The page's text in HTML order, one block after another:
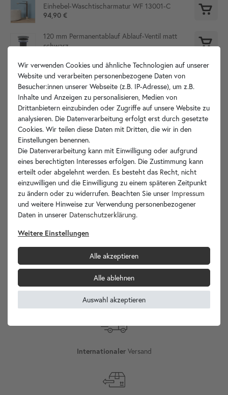
Einhebel-Waschtischarmatur WF 13001-C
94,90 €
120 mm Permanentablauf Ablauf-Ventil matt
schwarz
Produktdetails
Artikelbeschreibung
Technische Zeichnung
Hersteller-Info
Ihre Vorteile
wohnfreuden.de -
Ihr Spezialist für Waschbecken Unikate!
InternationalerVersand
Wir verwenden Cookies und ähnliche Technologien auf unserer
Website und verarbeiten personenbezogene Daten von
Besucher:innen unserer Webseite (z.B. IP-Adresse), um z.B.
Inhalte und Anzeigen zu personalisieren, Medien von
Drittanbietern einzubinden oder Zugriffe auf unsere Website zu
analysieren. Die Datenverarbeitung erfolgt erst durch gesetzte
Cookies. Wir teilen diese Daten mit Dritten, die wir in den
Einstellungen benennen.
Die Datenverarbeitung kann mit Einwilligung oder aufgrund
eines berechtigten Interesses erfolgen. Die Zustimmung kann
erteilt oder abgelehnt werden. Es besteht das Recht, nicht
einzuwilligen und die Einwilligung zu einem späteren Zeitpunkt
zu ändern oder zu widerrufen. Beachten Sie unser Impressum
und weitere Hinweise zur Verwendung personenbezogener
Daten in unserer Daten­schutz­erklärung.
Weitere Einstellungen
Alle akzeptieren
Alle ablehnen
Auswahl akzeptieren